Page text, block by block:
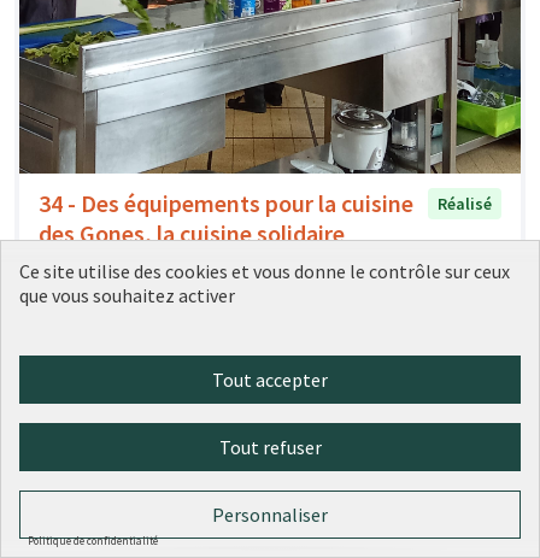
34 - Des équipements pour la cuisine
des Gones, la cuisine solidaire
partagée
Réalisé
Ville de Lyon 0 0
Ce site utilise des cookies et vous donne le contrôle sur ceux
que vous souhaitez activer
Tout accepter
Tout refuser
Personnaliser
Politique de confidentialité